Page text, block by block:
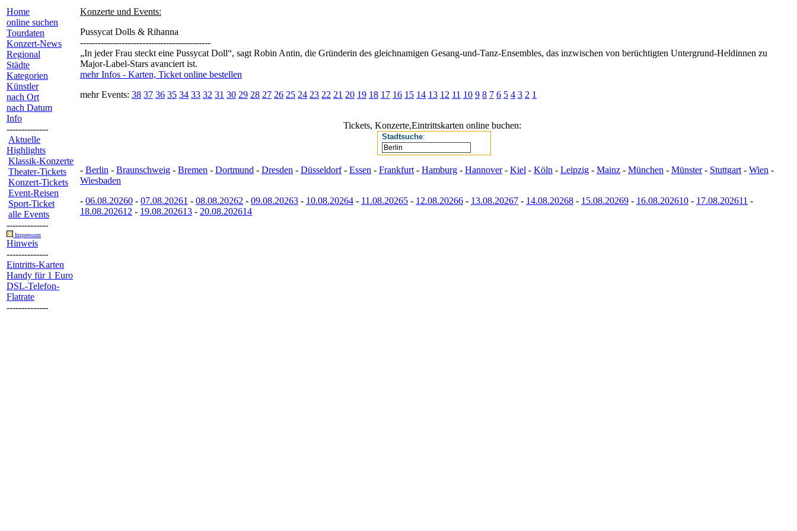
Home
online suchen
Tourdaten
Konzert-News
Regional
Städte
Kategorien
Künstler
nach Ort
nach Datum
Info
--------------
Aktuelle
Highlights
Klassik-Konzerte
Theater-Tickets
Konzert-Tickets
Event-Reisen
Sport-Ticket
alle Events
--------------
Impressum
Hinweis
--------------
Eintritts-Karten
Handy für 1 Euro
DSL-Telefon-
Flatrate
--------------
Konzerte und Events:
Pussycat Dolls & Rihanna
--------------------------------------------
„In jeder Frau steckt eine Pussycat Doll“, sagt Robin Antin, die Gründerin des gleichnamigen Gesang-und-Tanz-Ensembles, das inzwischen von berüchtigten Untergrund-Heldinnen zu
Major-Label-Stars avanciert ist.
mehr Infos - Karten, Ticket online bestellen
mehr Events: 38 37 36 35 34 33 32 31 30 29 28 27 26 25 24 23 22 21 20 19 18 17 16 15 14 13 12 11 10 9 8 7 6 5 4 3 2 1
Tickets, Konzerte,Eintrittskarten online buchen:
Stadtsuche:
- Berlin - Braunschweig - Bremen - Dortmund - Dresden - Düsseldorf- Essen - Frankfurt - Hamburg - Hannover- Kiel - Köln - Leipzig - Mainz - München - Münster- Stuttgart - Wien -
Wiesbaden
- 06.08.20260 - 07.08.20261 - 08.08.20262 - 09.08.20263 - 10.08.20264 - 11.08.20265 - 12.08.20266 - 13.08.20267 - 14.08.20268 - 15.08.20269 - 16.08.202610 - 17.08.202611 -
18.08.202612 - 19.08.202613 - 20.08.202614